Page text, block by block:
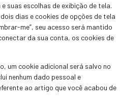
suas escolhas de exibição de tela.
dias e cookies de opções de tela
me”, seu acesso será mantido
da sua conta, os cookies de
um cookie adicional será salvo no
nenhum dado pessoal e
ao artigo que você acabou de